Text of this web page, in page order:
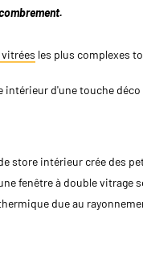
les plus complexes
d'une touche déco
store intérieur crée des
fenêtre à double vitrage
due au